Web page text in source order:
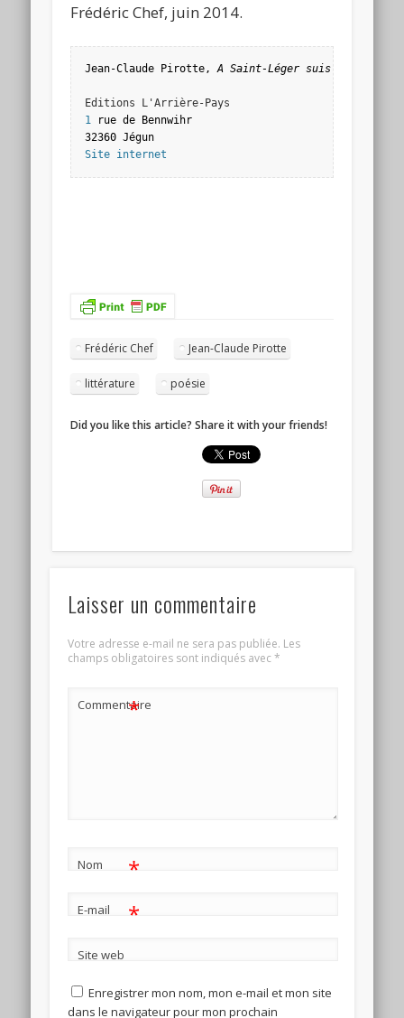
Frédéric Chef, juin 2014.
Jean-Claude Pirotte, A Saint-Léger suis réfugié
1
rue de Bennwihr
Site internet
Frédéric Chef Jean-Claude Pirotte
littérature poésie
Did you like this article? Share it with your friends!
Laisser un commentaire
Votre adresse e-mail ne sera pas publiée. Les
champs obligatoires sont indiqués avec*
Commentaire
*
Nom *
E-mail *
Site web
Enregistrer mon nom, mon e-mail et mon site
dans le navigateur pour mon prochain